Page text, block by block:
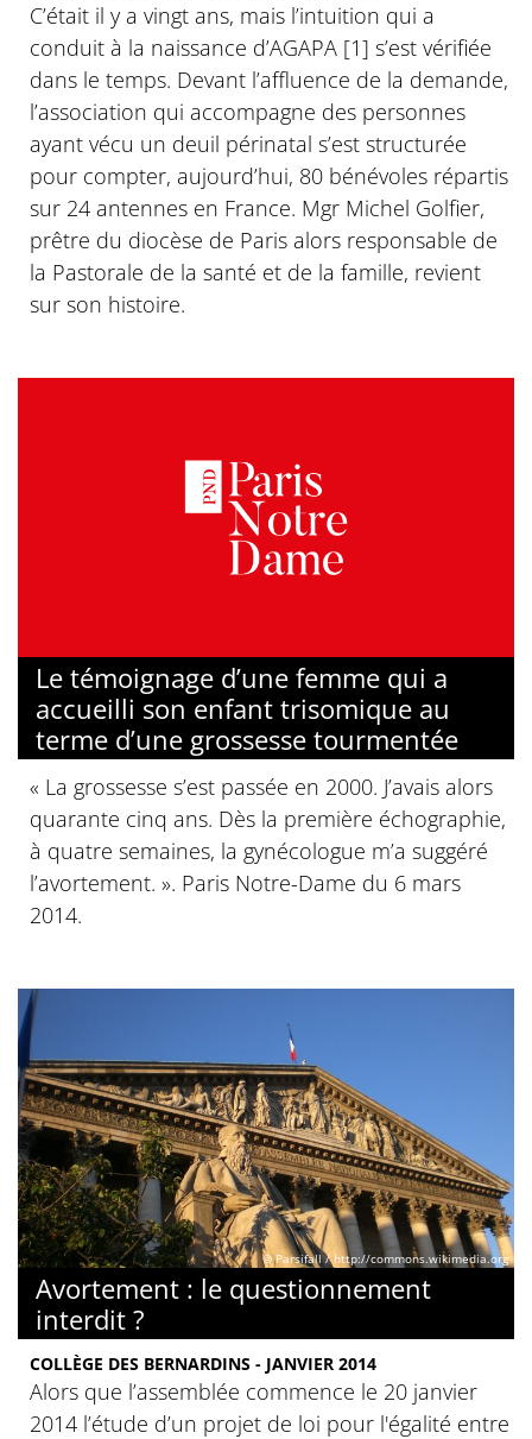
C’était il y a vingt ans, mais l’intuition qui a
conduit à la naissance d’AGAPA [1] s’est vérifiée
dans le temps. Devant l’affluence de la demande,
l’association qui accompagne des personnes
ayant vécu un deuil périnatal s’est structurée
pour compter, aujourd’hui, 80 bénévoles répartis
sur 24 antennes en France. Mgr Michel Golfier,
prêtre du diocèse de Paris alors responsable de
la Pastorale de la santé et de la famille, revient
sur son histoire.
Le témoignage d’une femme qui a
accueilli son enfant trisomique au
terme d’une grossesse tourmentée
« La grossesse s’est passée en 2000. J’avais alors
quarante cinq ans. Dès la première échographie,
à quatre semaines, la gynécologue m’a suggéré
l’avortement. ». Paris Notre-Dame du 6 mars
2014.
© Parsifall / http://commons.wikimedia.org
Avortement : le questionnement
interdit ?
COLLÈGE DES BERNARDINS - JANVIER 2014
Alors que l’assemblée commence le 20 janvier
2014 l’étude d’un projet de loi pour l'égalité entre